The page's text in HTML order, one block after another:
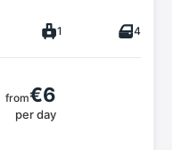
1 4
from€6
per day